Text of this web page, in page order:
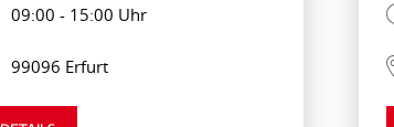
09:00 - 15:00 Uhr
99096 Erfurt